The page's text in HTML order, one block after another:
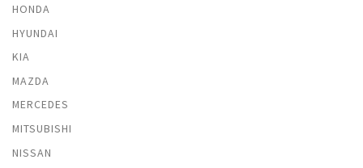
HONDA
HYUNDAI
KIA
MAZDA
MERCEDES
MITSUBISHI
NISSAN